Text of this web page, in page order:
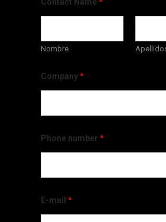
Contact Name *
Nombre
Company*
Phone number *
E-mail *